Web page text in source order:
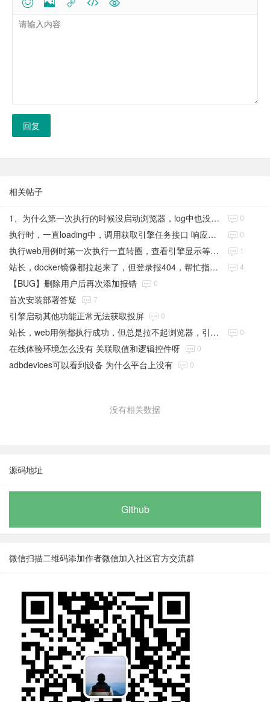
回复
相关帖子
1、为什么第一次执行的时候没启动浏览器，log中也没记录，第二次的时候会同时启动俩个浏览器 2、非社区版没有迭代版本功能，但是新建测试集合时，迭代版本又是必填项 0
执行时，一直loading中，调用获取引擎任务接口 响应状态为：500 0
执行web用例时第一次执行一直转圈，查看引擎显示等待执行种，关闭再次执行就会执行两次，请问如何解决（引擎版本和管理版本一致的） 1
站长，docker镜像都拉起来了，但登录报404，帮忙指导一下，版本是社区版1.4.1 4
【BUG】删除用户后再次添加报错 0
首次安装部署答疑 7
引擎启动其他功能正常无法获取投屏 0
站长，web用例都执行成功，但总是拉不起浏览器，引擎和后端项目部署再同一个容器，用的是系统引擎，帮忙指导一下，docker方式部署，社区版1.4.1 0
在线体验环境怎么没有 关联取值和逻辑控件呀 0
adbdevices可以看到设备 为什么平台上没有 0
没有相关数据
源码地址
Github
微信扫描二维码添加作者微信加入社区官方交流群